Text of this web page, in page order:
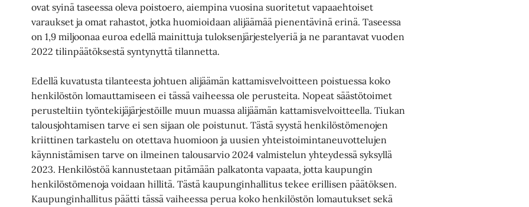
ovat syinä taseessa oleva poistoero, aiempina vuosina suoritetut vapaaehtoiset
varaukset ja omat rahastot, jotka huomioidaan alijäämää pienentävinä erinä. Taseessa
on 1,9 miljoonaa euroa edellä mainittuja tuloksenjärjestelyeriä ja ne parantavat vuoden
2022 tilinpäätöksestä syntynyttä tilannetta.
Edellä kuvatusta tilanteesta johtuen alijäämän kattamisvelvoitteen poistuessa koko
henkilöstön lomauttamiseen ei tässä vaiheessa ole perusteita. Nopeat säästötoimet
perusteltiin työntekijäjärjestöille muun muassa alijäämän kattamisvelvoitteella. Tiukan
talousjohtamisen tarve ei sen sijaan ole poistunut. Tästä syystä henkilöstömenojen
kriittinen tarkastelu on otettava huomioon ja uusien yhteistoimintaneuvottelujen
käynnistämisen tarve on ilmeinen talousarvio 2024 valmistelun yhteydessä syksyllä
2023. Henkilöstöä kannustetaan pitämään palkatonta vapaata, jotta kaupungin
henkilöstömenoja voidaan hillitä. Tästä kaupunginhallitus tekee erillisen päätöksen.
Kaupunginhallitus päätti tässä vaiheessa perua koko henkilöstön lomautukset sekä